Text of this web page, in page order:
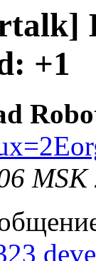
+1
MSK